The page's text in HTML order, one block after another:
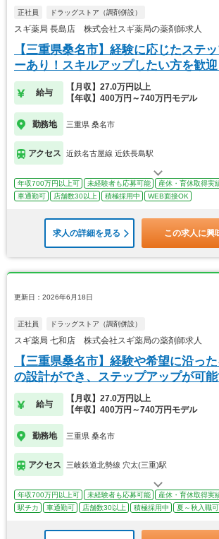
正社員 ドラッグストア（調剤併設）
スギ薬局 長島店 株式会社スギ薬局の薬剤師求人
【三重県桑名市】経験に応じたステ
ーあり！スキルアップしたい方を歓迎
給与
【月収】27.0万円以上
【年収】400万円～740万円モデル
勤務地 三重県 桑名市
アクセス 近鉄名古屋線 近鉄長島駅
年収700万円以上可 未経験者も応募可能 産休・育休取得実
車通勤可
店舗数30以上 積極採用中 WEB面接OK
求人の詳細を見る この求人に興
更新日：2026年6月18日
正社員 ドラッグストア（調剤併設）
スギ薬局 七和店 株式会社スギ薬局の薬剤師求人
【三重県桑名市】経験や希望に沿っ
の設計ができ、ステップアップが可能
給与
【月収】27.0万円以上
【年収】400万円～740万円モデル
勤務地 三重県 桑名市
アクセス 三岐鉄道北勢線 穴太(三重)駅
年収700万円以上可 未経験者も応募可能 産休・育休取得実
駅チカ
車通勤可 店舗数30以上 積極採用中 夏～秋入職可